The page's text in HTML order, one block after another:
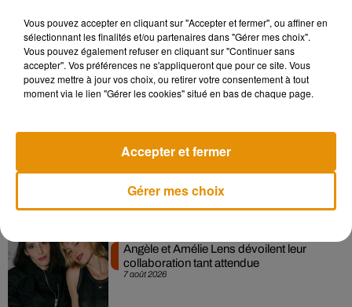
Musique
Madonna sort enfin le remix de « Love
Sensation » avec Kylie Minogue
7 août 2026
Angèle et Amélie Lens dévoilent leur
collaboration tant attendue
Vous pouvez accepter en cliquant sur "Accepter et fermer", ou affiner en
sélectionnant les finalités et/ou partenaires dans "Gérer mes choix".
Vous pouvez également refuser en cliquant sur "Continuer sans
accepter". Vos préférences ne s'appliqueront que pour ce site. Vous
pouvez mettre à jour vos choix, ou retirer votre consentement à tout
moment via le lien "Gérer les cookies" situé en bas de chaque page.
Gérer mes choix
Accepter et fermer